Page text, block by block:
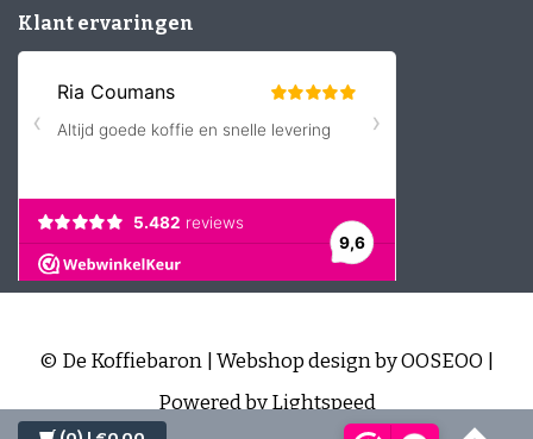
Klant ervaringen
© De Koffiebaron | Webshop design byOOSEOO
Powered byLightspeed